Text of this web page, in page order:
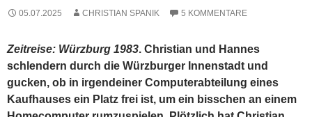
05.07.2025 CHRISTIAN SPANIK 5 KOMMENTARE
Zeitreise: Würzburg 1983. Christian und Hannes
schlendern durch die Würzburger Innenstadt und
gucken, ob in irgendeiner Computerabteilung eines
Kaufhauses ein Platz frei ist, um ein bisschen an einem